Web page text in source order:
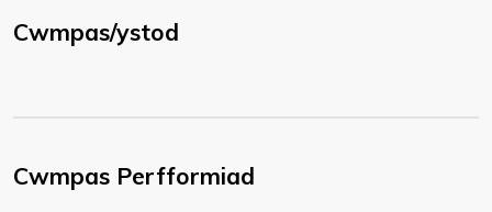
Cwmpas/ystod
Cwmpas Perfformiad